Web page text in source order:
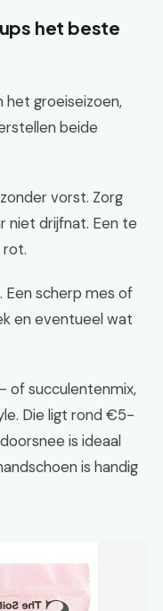
het beste
het groeiseizoen,
beide
vorst. Zorg
niet drijfnat. Een te
Een scherp mes of
en eventueel wat
of succulentenmix,
Die ligt rond €5-
is ideaal
is handig